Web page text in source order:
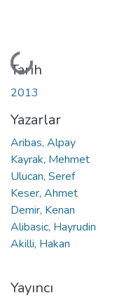
Yükleniyor...
Tarih
2013
Yazarlar
Aribas, Alpay
Kayrak, Mehmet
Ulucan, Seref
Keser, Ahmet
Demir, Kenan
Alibasic, Hayrudin
Akilli, Hakan
Yayıncı